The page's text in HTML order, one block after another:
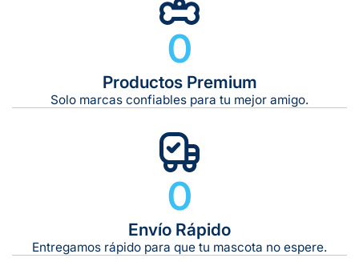
0
Productos Premium
Solo marcas confiables para tu mejor amigo.
0
Envío Rápido
Entregamos rápido para que tu mascota no espere.